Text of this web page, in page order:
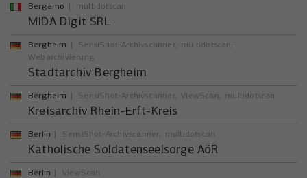
Bergamo multidotscan
MIDA Digit SRL
Bergheim SensiShot-Archivscanner
multidotscan
Webarchivierung
Stadtarchiv Bergheim
Bergheim SensiShot-Archivscanner ViewScan multidotscan
Kreisarchiv Rhein-Erft-Kreis
Berlin SensiShot-Archivscanner multidotscan
Katholische Soldatenseelsorge AöR
Berlin ViewScan